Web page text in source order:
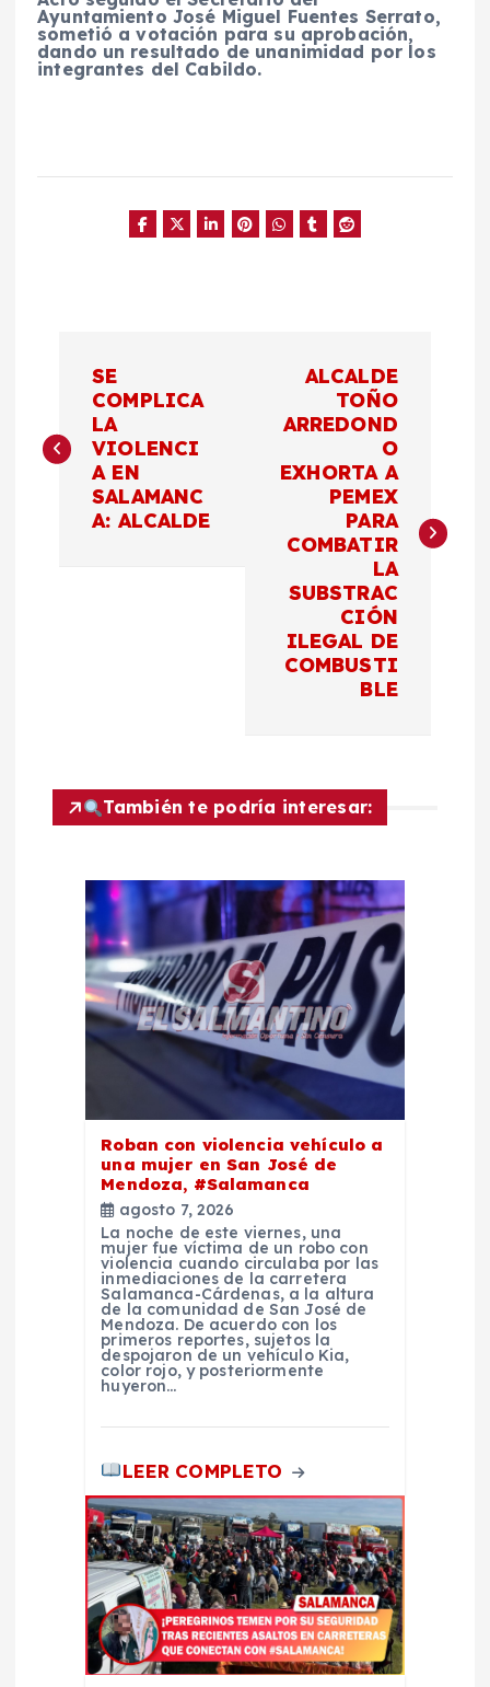
Ayuntamiento José Miguel Fuentes Serrato,
sometió a votación para su aprobación,
dando un resultado de unanimidad por los
integrantes del Cabildo.
v
ó
n
SE
COMPLICA
LA
VIOLENCI
A EN
SALAMANC
A: ALCALDE
ALCALDE
TOÑO
ARREDOND
O
EXHORTA A
PEMEX
PARA
COMBATIR
LA
SUBSTRAC
CIÓN
ILEGAL DE
COMBUSTI
BLE
También te podría interesar:
Roban con violencia vehículo a
una mujer en San José de
Mendoza, #Salamanca
agosto 7, 2026
La noche de este viernes, una
mujer fue víctima de un robo con
violencia cuando circulaba por las
inmediaciones de la carretera
Salamanca-Cárdenas, a la altura
de la comunidad de San José de
Mendoza. De acuerdo con los
primeros reportes, sujetos la
despojaron de un vehículo Kia,
color rojo, y posteriormente
huyeron…
LEER COMPLETO